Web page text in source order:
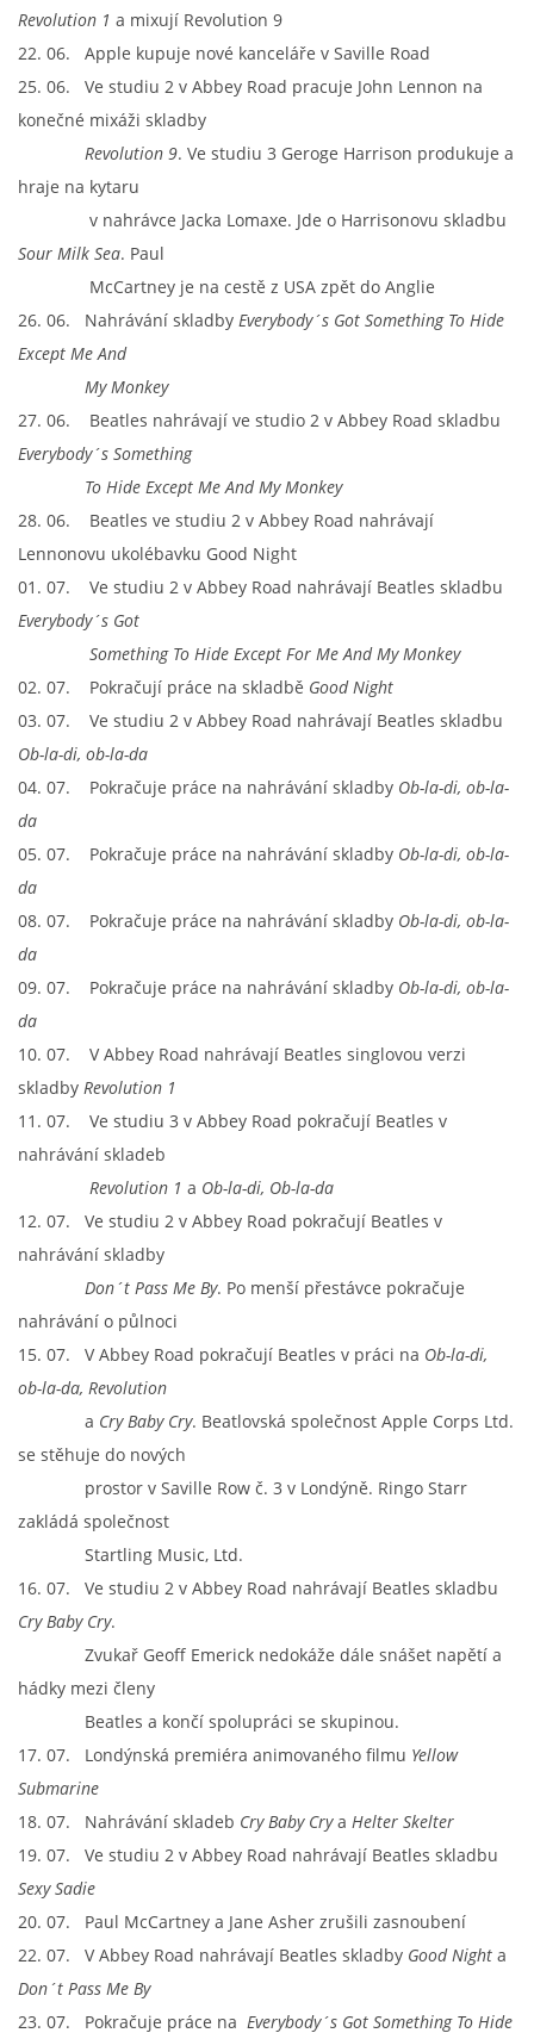
Revolution 1 a mixují Revolution 9
22. 06. Apple kupuje nové kanceláře v Saville Road
25. 06. Ve studiu 2 v Abbey Road pracuje John Lennon na
konečné mixáži skladby
Revolution 9. Ve studiu 3 Geroge Harrison produkuje a
hraje na kytaru
v nahrávce Jacka Lomaxe. Jde o Harrisonovu skladbu
Sour Milk Sea. Paul
McCartney je na cestě z USA zpět do Anglie
26. 06. Nahrávání skladby Everybody´s Got Something To Hide
Except Me And
My Monkey
27. 06. Beatles nahrávají ve studio 2 v Abbey Road skladbu
Everybody´s Something
To Hide Except Me And My Monkey
28. 06. Beatles ve studiu 2 v Abbey Road nahrávají
Lennonovu ukolébavku Good Night
01. 07. Ve studiu 2 v Abbey Road nahrávají Beatles skladbu
Everybody´s Got
Something To Hide Except For Me And My Monkey
02. 07. Pokračují práce na skladbě Good Night
03. 07. Ve studiu 2 v Abbey Road nahrávají Beatles skladbu
Ob-la-di, ob-la-da
04. 07. Pokračuje práce na nahrávání skladby Ob-la-di, ob-la-
da
05. 07. Pokračuje práce na nahrávání skladby Ob-la-di, ob-la-
da
08. 07. Pokračuje práce na nahrávání skladby Ob-la-di, ob-la-
da
09. 07. Pokračuje práce na nahrávání skladby Ob-la-di, ob-la-
da
10. 07. V Abbey Road nahrávají Beatles singlovou verzi
skladby Revolution 1
11. 07. Ve studiu 3 v Abbey Road pokračují Beatles v
nahrávání skladeb
Revolution 1 a Ob-la-di, Ob-la-da
12. 07. Ve studiu 2 v Abbey Road pokračují Beatles v
nahrávání skladby
Don´t Pass Me By. Po menší přestávce pokračuje
nahrávání o půlnoci
15. 07. V Abbey Road pokračují Beatles v práci na Ob-la-di,
ob-la-da, Revolution
a Cry Baby Cry. Beatlovská společnost Apple Corps Ltd.
se stěhuje do nových
prostor v Saville Row č. 3 v Londýně. Ringo Starr
zakládá společnost
Startling Music, Ltd.
16. 07. Ve studiu 2 v Abbey Road nahrávají Beatles skladbu
Cry Baby Cry.
Zvukař Geoff Emerick nedokáže dále snášet napětí a
hádky mezi členy
Beatles a končí spolupráci se skupinou.
17. 07. Londýnská premiéra animovaného filmu Yellow
Submarine
18. 07. Nahrávání skladeb Cry Baby Crya Helter Skelter
19. 07. Ve studiu 2 v Abbey Road nahrávají Beatles skladbu
Sexy Sadie
20. 07. Paul McCartney a Jane Asher zrušili zasnoubení
22. 07. V Abbey Road nahrávají Beatles skladby Good Night a
Don´t Pass Me By
23. 07. Pokračuje práce na Everybody´s Got Something To Hide